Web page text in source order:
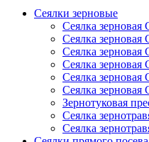
Сеялки зерновые
Сеялка зерновая
Сеялка
Сеялка
Сеялка зерновая
Сеялка зерновая
Сеялка
Зернотуковая
Сеялка
Сеялка